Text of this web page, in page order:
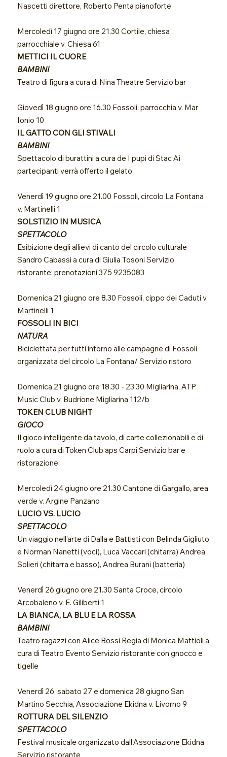
Nascetti direttore, Roberto Penta pianoforte
Mercoledì 17 giugno ore 21.30 Cortile, chiesa
parrocchiale v. Chiesa 61
METTICI IL CUORE
BAMBINI
Teatro di figura a cura di Nina Theatre Servizio bar
Giovedì 18 giugno ore 16.30 Fossoli, parrocchia v. Mar
Ionio 10
IL GATTO CON GLI STIVALI
BAMBINI
Spettacolo di burattini a cura de I pupi di Stac Ai
partecipanti verrà offerto il gelato
Venerdì 19 giugno ore 21.00 Fossoli, circolo La Fontana
v. Martinelli 1
SOLSTIZIO IN MUSICA
SPETTACOLO
Esibizione degli allievi di canto del circolo culturale
Sandro Cabassi a cura di Giulia Tosoni Servizio
ristorante: prenotazioni 375 9235083
Domenica 21 giugno ore 8.30 Fossoli, cippo dei Caduti v.
Martinelli 1
FOSSOLI IN BICI
NATURA
Biciclettata per tutti intorno alle campagne di Fossoli
organizzata del circolo La Fontana/ Servizio ristoro
Domenica 21 giugno ore 18.30 - 23.30 Migliarina, ATP
Music Club v. Budrione Migliarina 112/b
TOKEN CLUB NIGHT
GIOCO
Il gioco intelligente da tavolo, di carte collezionabili e di
ruolo a cura di Token Club aps Carpi Servizio bar e
ristorazione
Mercoledì 24 giugno ore 21.30 Cantone di Gargallo, area
verde v. Argine Panzano
LUCIO VS. LUCIO
SPETTACOLO
Un viaggio nell’arte di Dalla e Battisti con Belinda Gigliuto
e Norman Nanetti (voci), Luca Vaccari (chitarra) Andrea
Solieri (chitarra e basso), Andrea Burani (batteria)
Venerdì 26 giugno ore 21.30 Santa Croce, circolo
Arcobaleno v. E. Giliberti 1
LA BIANCA, LA BLU E LA ROSSA
BAMBINI
Teatro ragazzi con Alice Bossi Regia di Monica Mattioli a
cura di Teatro Evento Servizio ristorante con gnocco e
tigelle
Venerdì 26, sabato 27 e domenica 28 giugno San
Martino Secchia, Associazione Ekidna v. Livorno 9
ROTTURA DEL SILENZIO
SPETTACOLO
Festival musicale organizzato dall’Associazione Ekidna
Servizio ristorante